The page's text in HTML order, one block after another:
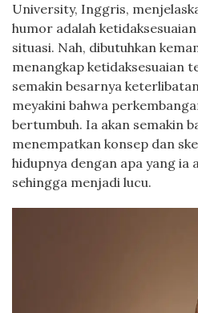
University, Inggris,
humor adalah
situasi. Nah, dibutuhkan
menangkap ketidaksesuaian
semakin besarnya
meyakini bahwa
bertumbuh. Ia akan semakin
menempatkan konsep dan
hidupnya dengan apa yang ia
sehingga menjadi lucu.